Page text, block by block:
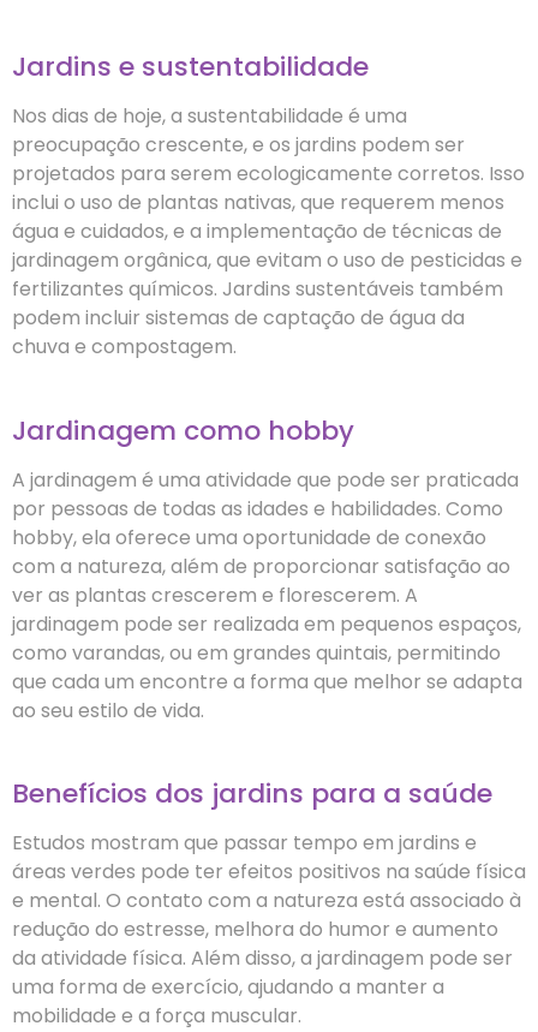
Jardins e sustentabilidade
Nos dias de hoje, a sustentabilidade é uma
preocupação crescente, e os jardins podem ser
projetados para serem ecologicamente corretos. Isso
inclui o uso de plantas nativas, que requerem menos
água e cuidados, e a implementação de técnicas de
jardinagem orgânica, que evitam o uso de pesticidas e
fertilizantes químicos. Jardins sustentáveis também
podem incluir sistemas de captação de água da
chuva e compostagem.
Jardinagem como hobby
A jardinagem é uma atividade que pode ser praticada
por pessoas de todas as idades e habilidades. Como
hobby, ela oferece uma oportunidade de conexão
com a natureza, além de proporcionar satisfação ao
ver as plantas crescerem e florescerem. A
jardinagem pode ser realizada em pequenos espaços,
como varandas, ou em grandes quintais, permitindo
que cada um encontre a forma que melhor se adapta
ao seu estilo de vida.
Benefícios dos jardins para a saúde
Estudos mostram que passar tempo em jardins e
áreas verdes pode ter efeitos positivos na saúde física
e mental. O contato com a natureza está associado à
redução do estresse, melhora do humor e aumento
da atividade física. Além disso, a jardinagem pode ser
uma forma de exercício, ajudando a manter a
mobilidade e a força muscular.